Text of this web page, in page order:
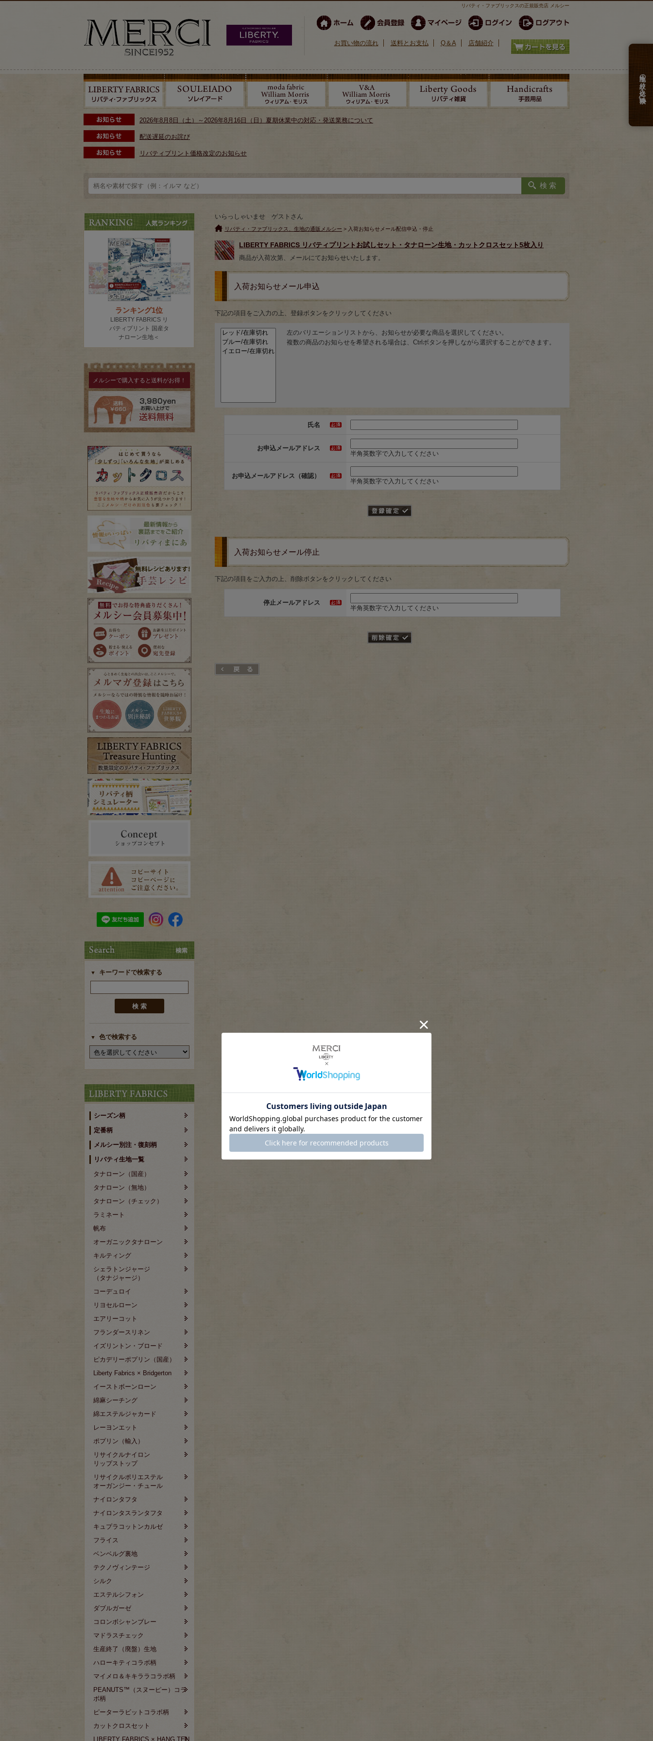
リバティ・ファブリックスの正規販売店 メルシー
お買い物の流れ 送料とお支払 Q＆A 店舗紹介
2026年8月8日（土）～2026年8月16日（日）夏期休業中の対応・発送業務について
配送遅延のお詫び
リバティプリント価格改定のお知らせ
生地の絞り込み検索
メルシーで購入すると送料がお得！
キーワードで検索する
色で検索する
シーズン柄
定番柄
メルシー別注・復刻柄
リバティ生地一覧
タナローン（国産）
タナローン（無地）
タナローン（チェック）
ラミネート
帆布
オーガニックタナローン
キルティング
シェラトンジャージ
（タナジャージ）
コーデュロイ
リヨセルローン
エアリーコット
フランダースリネン
イズリントン・ブロード
ピカデリーポプリン（国産）
Liberty Fabrics × Bridgerton
イーストボーンローン
綿麻シーチング
綿エステルジャカード
レーヨンエット
ポプリン（輸入）
リサイクルナイロン
リップストップ
リサイクルポリエステル
オーガンジー・チュール
ナイロンタフタ
ナイロンタスランタフタ
キュプラコットンカルゼ
フライス
ベンベルグ裏地
テクノヴィンテージ
シルク
エステルシフォン
ダブルガーゼ
コロンボシャンブレー
マドラスチェック
生産終了（廃盤）生地
ハローキティコラボ柄
マイメロ＆キキララコラボ柄
PEANUTS™（スヌーピー）コラ
ボ柄
ピーターラビットコラボ柄
カットクロスセット
LIBERTY FABRICS × HANG TEN
いらっしゃいませ ゲストさん
リバティ・ファブリックス、生地の通販メルシー > 入荷お知らせメール配信申込・停止
LIBERTY FABRICS リバティプリントお試しセット・タナローン生地・カットクロスセット5枚入り
商品が入荷次第、メールにてお知らせいたします。
入荷お知らせメール申込
下記の項目をご入力の上、登録ボタンをクリックしてください
左のバリエーションリストから、お知らせが必要な商品を選択してください。
複数の商品のお知らせを希望される場合は、Ctrlボタンを押しながら選択することができます。
氏名
お申込メールアドレス
半角英数字で入力してください
お申込メールアドレス（確認）
半角英数字で入力してください
入荷お知らせメール停止
下記の項目をご入力の上、削除ボタンをクリックしてください
停止メールアドレス
半角英数字で入力してください